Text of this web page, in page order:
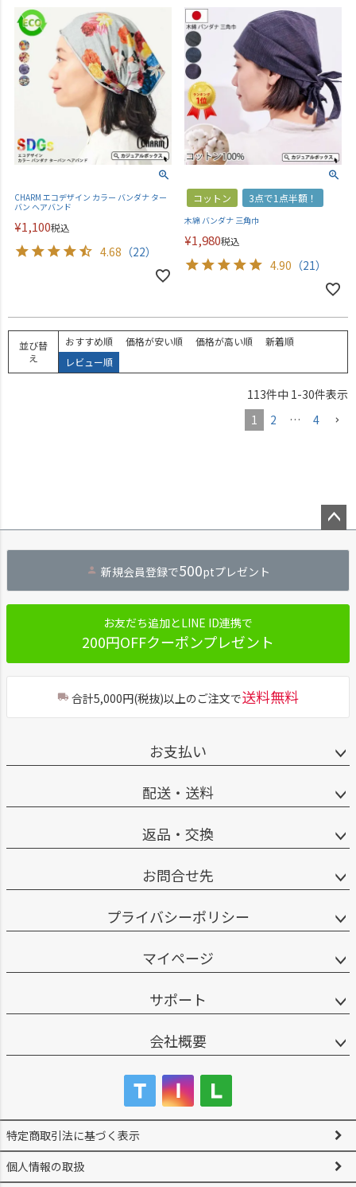
CHARM エコデザイン カラー バンダナ ター
バン ヘアバンド
¥1,100税込
4.68 （22）
コットン 3点で1点半額！
木綿 バンダナ 三角巾
¥1,980税込
4.90 （21）
並び替
え
おすすめ順 価格が安い順 価格が高い順
新着順
レビュー順
113件中 1-30件表示
1
2 … 4
ジト
へ
新規会員登録で500ptプレゼント
お友だち追加とLINE ID連携で
200円OFFクーポンプレゼント
合計5,000円(税抜)以上のご注文で送料無料
お支払い
配送・送料
返品・交換
お問合せ先
プライバシーポリシー
マイページ
サポート
会社概要
特定商取引法に基づく表示
個人情報の取扱